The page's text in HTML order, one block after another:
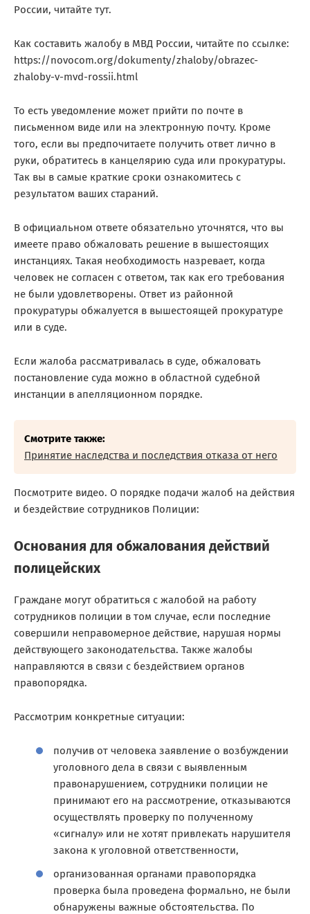
России, читайте тут.
Как составить жалобу в МВД России, читайте по ссылке:
https://novocom.org/dokumenty/zhaloby/obrazec-
zhaloby-v-mvd-rossii.html
То есть уведомление может прийти по почте в
письменном виде или на электронную почту. Кроме
того, если вы предпочитаете получить ответ лично в
руки, обратитесь в канцелярию суда или прокуратуры.
Так вы в самые краткие сроки ознакомитесь с
результатом ваших стараний.
В официальном ответе обязательно уточнятся, что вы
имеете право обжаловать решение в вышестоящих
инстанциях. Такая необходимость назревает, когда
человек не согласен с ответом, так как его требования
не были удовлетворены. Ответ из районной
прокуратуры обжалуется в вышестоящей прокуратуре
или в суде.
Если жалоба рассматривалась в суде, обжаловать
постановление суда можно в областной судебной
инстанции в апелляционном порядке.
Смотрите также:
Принятие наследства и последствия отказа от него
Посмотрите видео. О порядке подачи жалоб на действия
и бездействие сотрудников Полиции:
Основания для обжалования действий
полицейских
Граждане могут обратиться с жалобой на работу
сотрудников полиции в том случае, если последние
совершили неправомерное действие, нарушая нормы
действующего законодательства. Также жалобы
направляются в связи с бездействием органов
правопорядка.
Рассмотрим конкретные ситуации:
получив от человека заявление о возбуждении
уголовного дела в связи с выявленным
правонарушением, сотрудники полиции не
принимают его на рассмотрение, отказываются
осуществлять проверку по полученному
«сигналу» или не хотят привлекать нарушителя
закона к уголовной ответственности,
организованная органами правопорядка
проверка была проведена формально, не были
обнаружены важные обстоятельства. По